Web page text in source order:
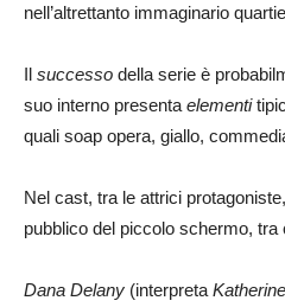
nell’altrettanto immaginario
Il successo della serie è
suo interno presenta elementi
quali soap opera, giallo,
Nel cast, tra le attrici
pubblico del piccolo schermo, tra
Dana Delany (interpreta